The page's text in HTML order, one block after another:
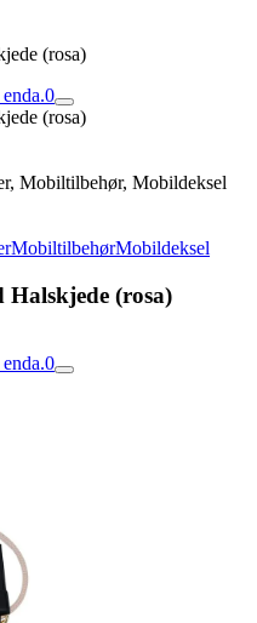
(rosa)
0
(rosa)
Mobiltilbehør, Mobildeksel
MobiltilbehørMobildeksel
Halskjede (rosa)
0